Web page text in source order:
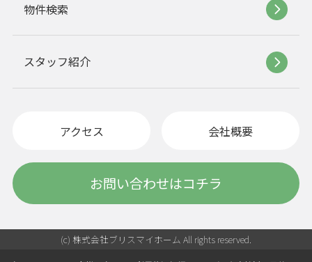
物件検索
スタッフ紹介
アクセス 会社概要
お問い合わせはコチラ
(c) 株式会社ブリスマイホーム All rights reserved.